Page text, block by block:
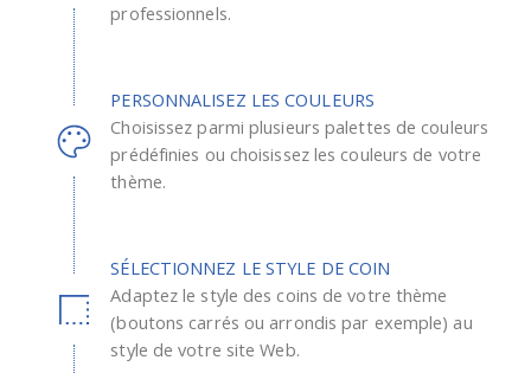
professionnels.
PERSONNALISEZ LES COULEURS
Choisissez parmi plusieurs palettes de couleurs
prédéfinies ou choisissez les couleurs de votre
thème.
SÉLECTIONNEZ LE STYLE DE COIN
Adaptez le style des coins de votre thème
(boutons carrés ou arrondis par exemple) au
style de votre site Web.